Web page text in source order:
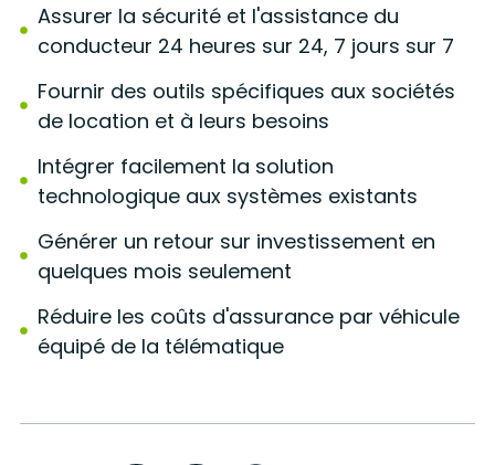
Assurer la sécurité et l'assistance du
conducteur 24 heures sur 24, 7 jours sur 7
Fournir des outils spécifiques aux sociétés
de location et à leurs besoins
Intégrer facilement la solution
technologique aux systèmes existants
Générer un retour sur investissement en
quelques mois seulement
Réduire les coûts d'assurance par véhicule
équipé de la télématique